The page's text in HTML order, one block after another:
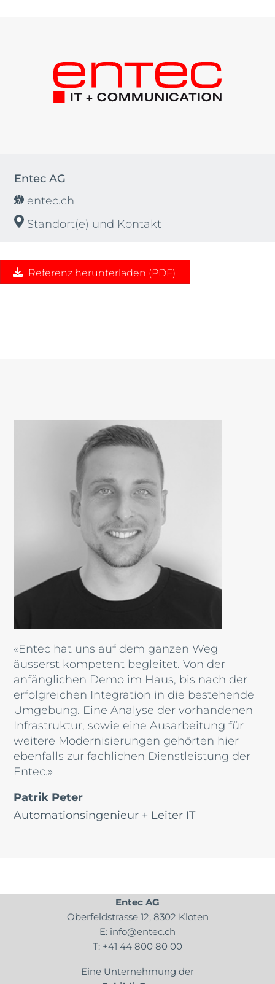
Entec AG
entec.ch
Standort(e) und Kontakt
Referenz herunterladen (PDF)
«Entec hat uns auf dem ganzen Weg
äusserst kompetent begleitet. Von der
anfänglichen Demo im Haus, bis nach der
erfolgreichen Integration in die bestehende
Umgebung. Eine Analyse der vorhandenen
Infrastruktur, sowie eine Ausarbeitung für
weitere Modernisierungen gehörten hier
ebenfalls zur fachlichen Dienstleistung der
Entec.»
Patrik Peter
Automationsingenieur + Leiter IT
Entec AG
Oberfeldstrasse 12, 8302 Kloten
E: info@entec.ch
T: +41 44 800 80 00
Eine Unternehmung der